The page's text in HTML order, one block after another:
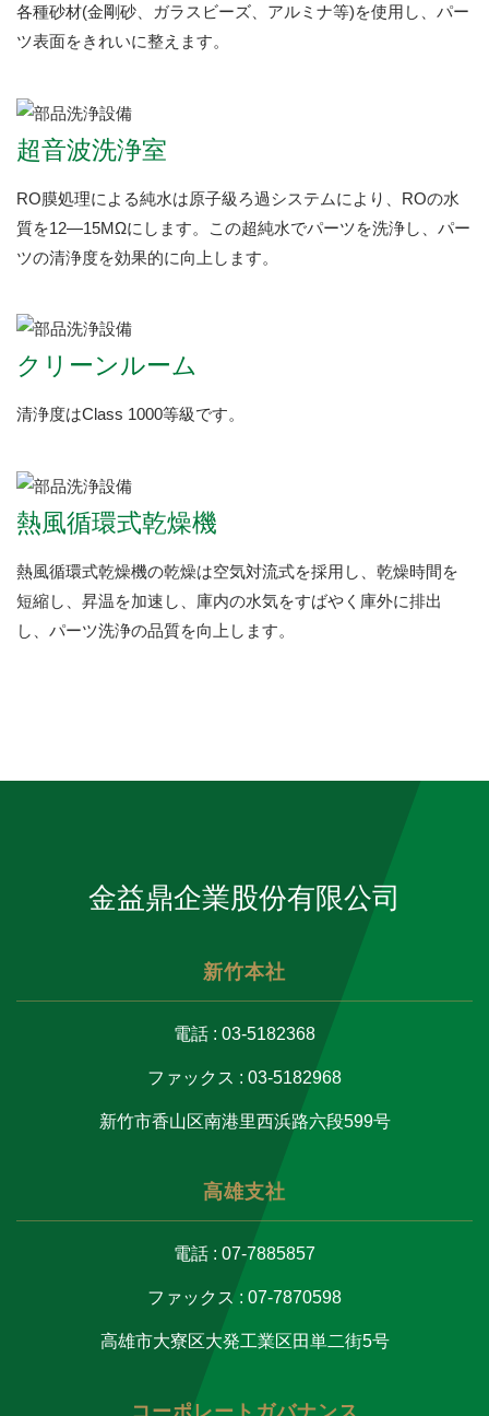
各種砂材(金剛砂、ガラスビーズ、アルミナ等)を使用し、パー
ツ表面をきれいに整えます。
超音波洗浄室
RO膜処理による純水は原子級ろ過システムにより、ROの水
質を12—15MΩにします。この超純水でパーツを洗浄し、パー
ツの清浄度を効果的に向上します。
クリーンルーム
清浄度はClass 1000等級です。
熱風循環式乾燥機
熱風循環式乾燥機の乾燥は空気対流式を採用し、乾燥時間を
短縮し、昇温を加速し、庫内の水気をすばやく庫外に排出
し、パーツ洗浄の品質を向上します。
金益鼎企業股份有限公司
新竹本社
電話 : 03-5182368
ファックス : 03-5182968
新竹市香山区南港里西浜路六段599号
高雄支社
電話 : 07-7885857
ファックス : 07-7870598
高雄市大寮区大発工業区田単二街5号
コーポレートガバナンス